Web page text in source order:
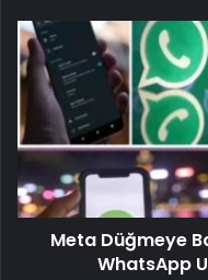
Meta Düğmeye
WhatsApp